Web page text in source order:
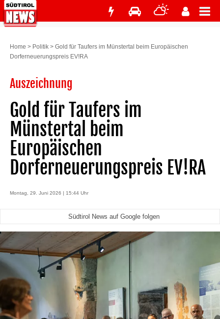
Home > Politik > Gold für Taufers im Münstertal beim Europäischen
Dorferneuerungspreis EV!RA
Auszeichnung
Gold für Taufers im
Münstertal beim
Europäischen
Dorferneuerungspreis EV!RA
Montag, 29. Juni 2026 | 15:44 Uhr
Südtirol News auf Google folgen